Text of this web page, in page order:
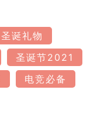
圣诞礼物
圣诞节2021
电竞必备